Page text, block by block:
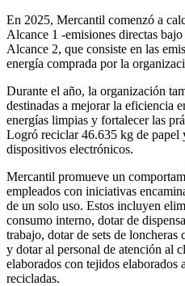
En 2025, Mercantil comenzó a
Alcance 1 -emisiones directas
Alcance 2, que consiste en las
energía comprada por la
Durante el año, la organización
destinadas a mejorar la eficiencia
energías limpias y fortalecer las
Logró reciclar 46.635 kg de papel
dispositivos electrónicos.
Mercantil promueve un
empleados con iniciativas
de un solo uso. Estos incluyen
consumo interno, dotar de
trabajo, dotar de sets de
y dotar al personal de atención al
elaborados con tejidos elaborados
recicladas.